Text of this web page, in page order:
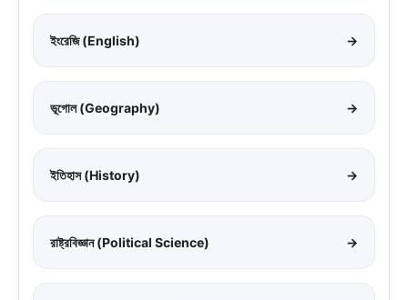
ইংরেজি (English) →
ভূগোল (Geography) →
ইতিহাস (History) →
রাষ্ট্রবিজ্ঞান (Political Science) →